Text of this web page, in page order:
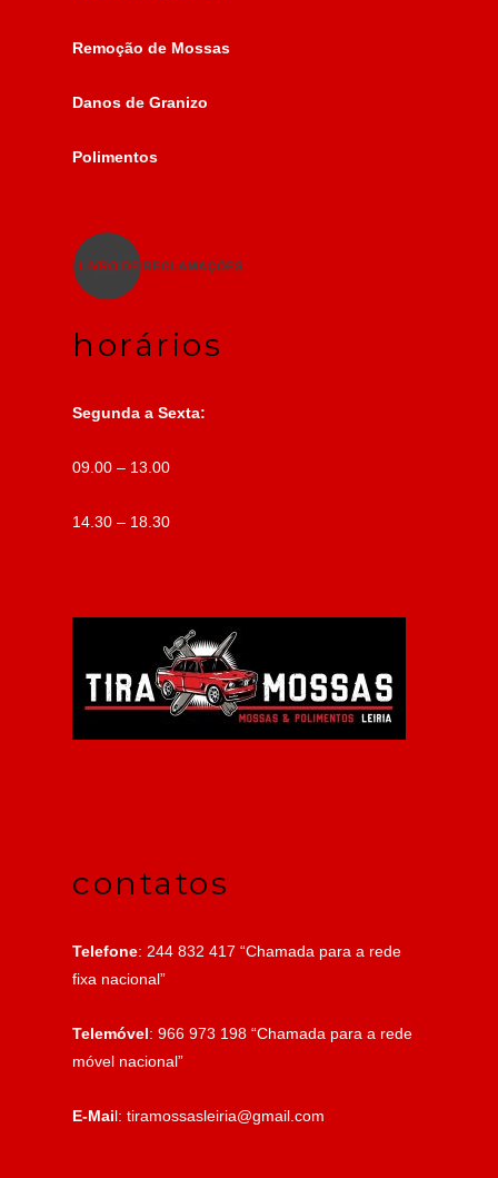
Remoção de Mossas
Danos de Granizo
Polimentos
horários
Segunda a Sexta:
09.00 – 13.00
14.30 – 18.30
contatos
Telefone: 244 832 417 “Chamada para a rede
fixa nacional”
Telemóvel : 966 973 198 “Chamada para a rede
móvel nacional”
E-Mai l: tiramossasleiria@gmail.com